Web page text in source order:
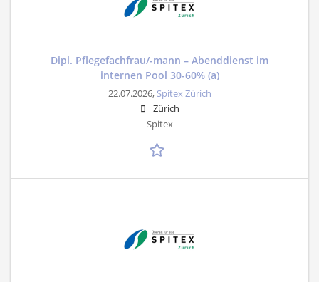
Dipl. Pflegefachfrau/-mann – Abenddienst im
internen Pool 30-60% (a)
22.07.2026, Spitex Zürich
Zürich
Spitex